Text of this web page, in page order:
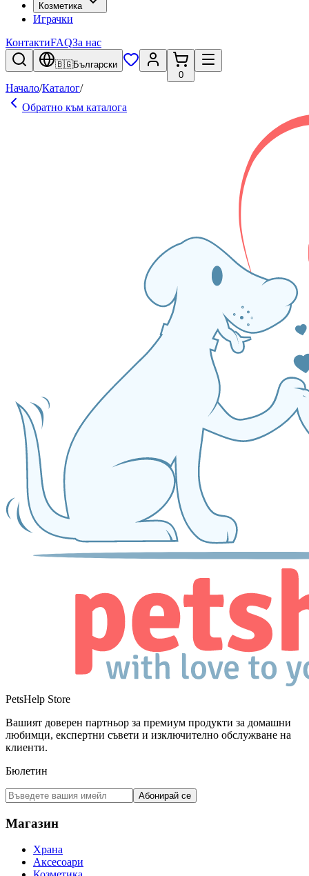
Козметика
Играчки
КонтактиFAQЗа нас
🇧🇬Български
0
Начало/Каталог/
Обратно към каталога
PetsHelp Store
Вашият доверен партньор за премиум продукти за домашни
любимци, експертни съвети и изключително обслужване на
клиенти.
Бюлетин
Абонирай се
Магазин
Храна
Аксесоари